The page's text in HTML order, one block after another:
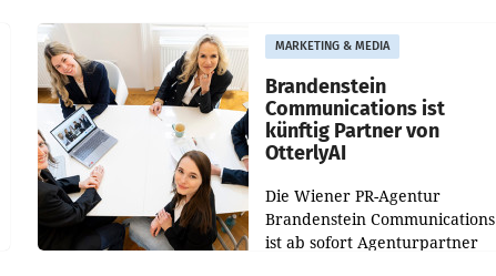
aus, womit sich das Ergebnis
gegenüber Juli 2025 mehr als
verdoppelte (+102
MARKETING & MEDIA
Brandenstein
Communications ist
künftig Partner von
OtterlyAI
Die Wiener PR-Agentur
Brandenstein Communications
ist ab sofort Agenturpartner